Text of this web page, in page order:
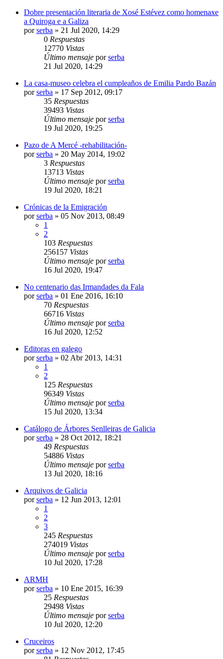
Dobre presentación literaria de Xosé Estévez como homenaxe
a Quiroga e a Galiza
porserba » 21 Jul 2020, 14:29
0 Respuestas
12770 Vistas
Último mensaje porserba
21 Jul 2020, 14:29
La casa-museo celebra el cumpleaños de Emilia Pardo Bazán
porserba » 17 Sep 2012, 09:17
35 Respuestas
39493 Vistas
Último mensaje porserba
19 Jul 2020, 19:25
Pazo de A Mercé -rehabilitación-
porserba » 20 May 2014, 19:02
3 Respuestas
13713 Vistas
Último mensaje porserba
19 Jul 2020, 18:21
Crónicas de la Emigración
porserba » 05 Nov 2013, 08:49
1
2
103 Respuestas
256157 Vistas
Último mensaje porserba
16 Jul 2020, 19:47
No centenario das Irmandades da Fala
porserba » 01 Ene 2016, 16:10
70 Respuestas
66716 Vistas
Último mensaje porserba
16 Jul 2020, 12:52
Editoras en galego
porserba » 02 Abr 2013, 14:31
1
2
125 Respuestas
96349 Vistas
Último mensaje porserba
15 Jul 2020, 13:34
Catálogo de Árbores Senlleiras de Galicia
porserba » 28 Oct 2012, 18:21
49 Respuestas
54886 Vistas
Último mensaje porserba
13 Jul 2020, 18:16
Arquivos de Galicia
porserba » 12 Jun 2013, 12:01
1
2
3
245 Respuestas
274019 Vistas
Último mensaje porserba
10 Jul 2020, 17:28
ARMH
porserba » 10 Ene 2015, 16:39
25 Respuestas
29498 Vistas
Último mensaje porserba
10 Jul 2020, 12:20
Cruceiros
porserba » 12 Nov 2012, 17:45